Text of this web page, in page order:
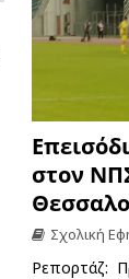
στον
Σχολική
Ρεπορτάζ: